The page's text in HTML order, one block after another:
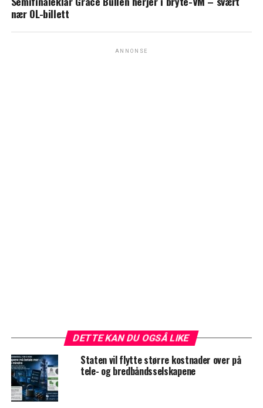
nær OL-billett
ANNONSE
DETTE KAN DU OGSÅ LIKE
Staten vil flytte større kostnader over på
tele- og bredbåndsselskapene